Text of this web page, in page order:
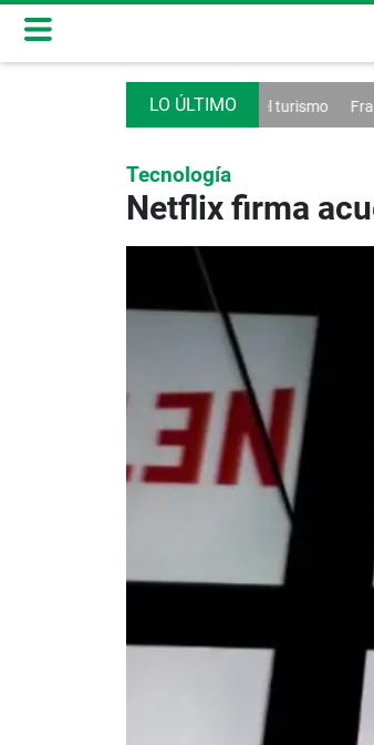
un decreto contra el turismo Francia anuncia un
Tecnología
Netflix firma